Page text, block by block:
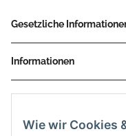
Wie wir Cookies
Gesetzliche
Informationen